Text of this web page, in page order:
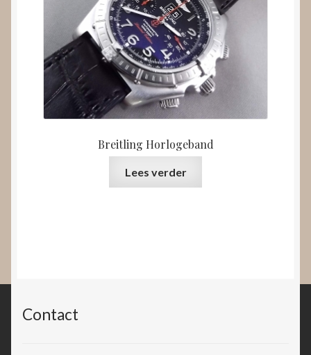
Breitling Horlogeband
Lees verder
Contact